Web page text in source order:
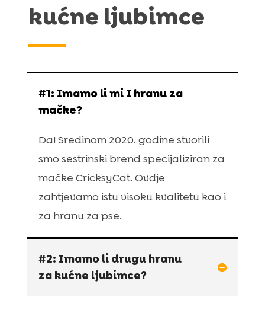
kućne ljubimce
#1: Imamo li mi I hranu za
mačke?
Da! Sredinom 2020. godine stvorili
smo sestrinski brend specijaliziran za
mačke CricksyCat. Ovdje
zahtjevamo istu visoku kvalitetu kao i
za hranu za pse.
#2: Imamo li drugu hranu
za kućne ljubimce?